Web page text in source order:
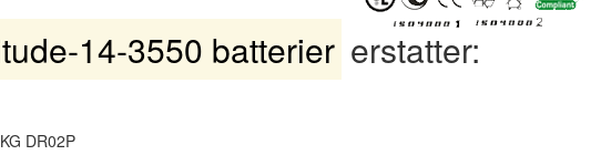
14-3550 batterier erstatter:
DR02P